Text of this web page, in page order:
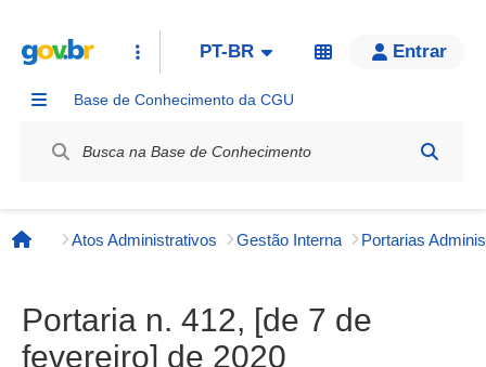
PT-BR Entrar
Base de Conhecimento da CGU
Página inicial
Atos Administrativos Gestão Interna
Portaria n. 412, [de 7 de
fevereiro] de 2020